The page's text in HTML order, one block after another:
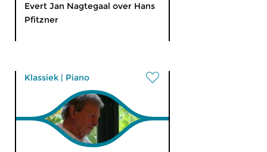
Evert Jan Nagtegaal over Hans
Pfitzner
Klassiek | Piano